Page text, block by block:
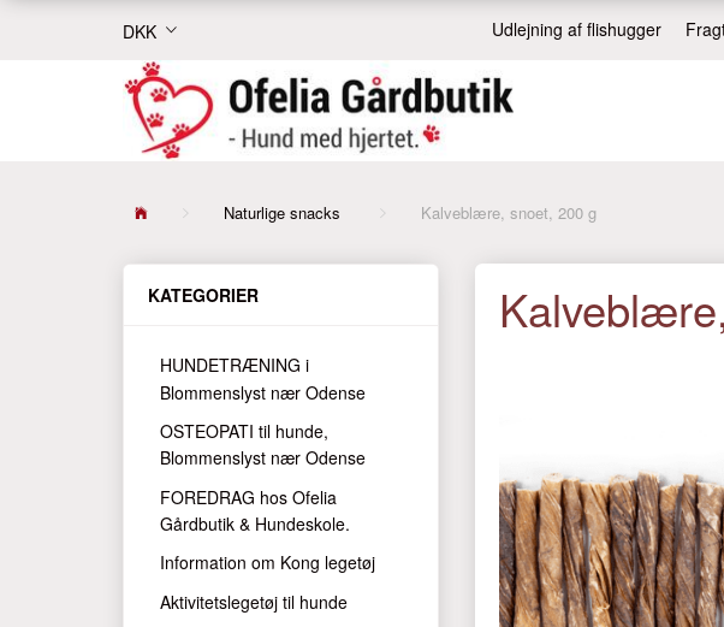
DKK Udlejning af flishugger
Naturlige snacks Kalveblære, snoet, 200 g
KATEGORIER
HUNDETRÆNING i
Blommenslyst nær Odense
OSTEOPATI til hunde,
Blommenslyst nær Odense
FOREDRAG hos Ofelia
Gårdbutik & Hundeskole.
Information om Kong legetøj
Aktivitetslegetøj til hunde